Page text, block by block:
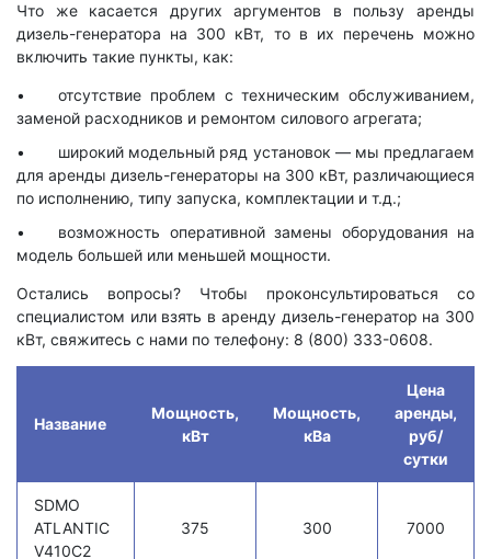
Что же касается других аргументов в пользу аренды
дизель-генератора на 300 кВт, то в их перечень можно
включить такие пункты, как:
отсутствие проблем с техническим обслуживанием,
заменой расходников и ремонтом силового агрегата;
широкий модельный ряд установок — мы предлагаем
для аренды дизель-генераторы на 300 кВт, различающиеся
по исполнению, типу запуска, комплектации и т.д.;
возможность оперативной замены оборудования на
модель большей или меньшей мощности.
Остались вопросы? Чтобы проконсультироваться со
специалистом или взять в аренду дизель-генератор на 300
кВт, свяжитесь с нами по телефону: 8 (800) 333-0608.
Название
Мощность,
кВт
Мощность,
кВа
Цена
аренды,
руб/
сутки
SDMO
ATLANTIC
V410C2
375 300 7000